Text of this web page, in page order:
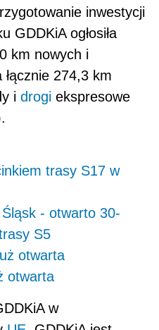
inwestycji
GDDKiA ogłosiła
km nowych i
łącznie 274,3 km
i drogi ekspresowe
trasy S17 w
- otwarto 30-
S5
otwarta
otwarta
w